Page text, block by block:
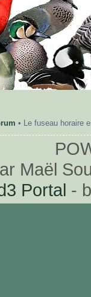
• Le fuseau horaire
Maël
Portal -